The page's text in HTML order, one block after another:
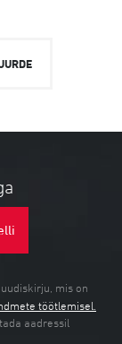
mis on
töötlemisel.
aadressil